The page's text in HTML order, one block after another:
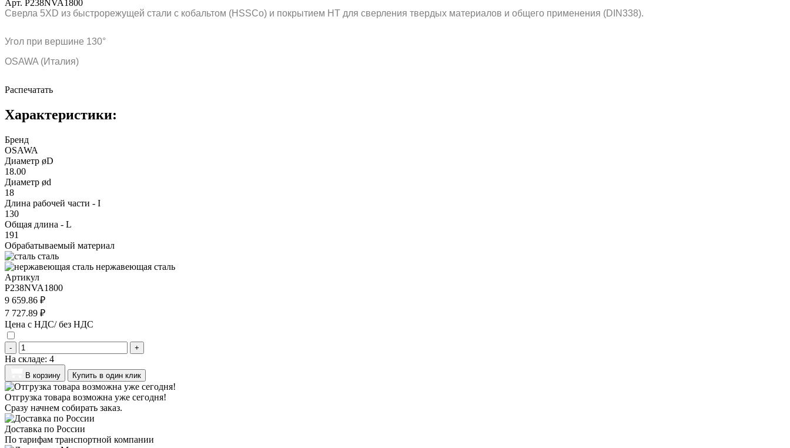
Арт. P238NVA1800
Сверла 5XD из быстрорежущей стали с кобальтом (HSSCo) и покрытием HT для сверления твердых материалов и общего применения (DIN338).
Угол при вершине 130°
OSAWA (Италия)
Распечатать
Характеристики:
Бренд
OSAWA
Диаметр øD
18.00
Диаметр ød
18
Длина рабочей части - I
130
Общая длина - L
191
Обрабатываемый материал
сталь
нержавеющая сталь
Артикул
P238NVA1800
9 659.86 ₽
7 727.89 ₽
Цена с НДС/ без НДС
- +
На складе: 4
В корзину Купить в один клик
Отгрузка товара возможна уже сегодня!
Сразу начнем собирать заказ.
Доставка по России
По тарифам транспортной компании